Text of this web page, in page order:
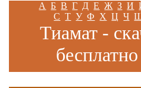
А Б В Г Д Е Ж З И
С Т У Ф Х Ц Ч
Тиамат -
книги